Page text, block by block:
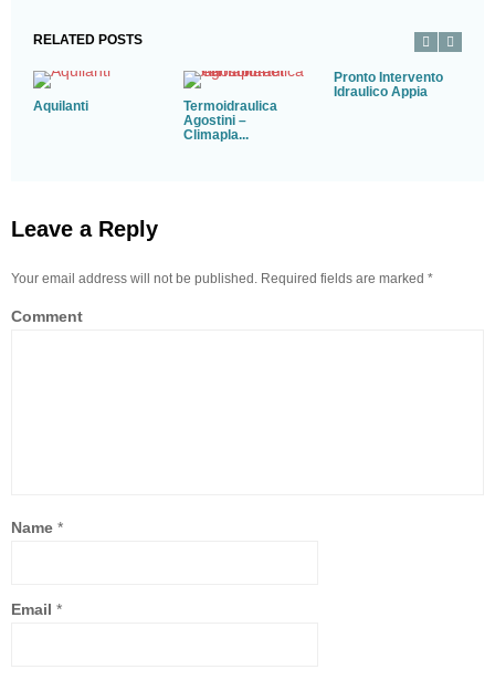
RELATED POSTS
Aquilanti
Termoidraulica
Agostini –
Climapla...
Pronto Intervento
Idraulico Appia
Leave a Reply
Your email address will not be published. Required fields are marked *
Comment
Name *
Email *